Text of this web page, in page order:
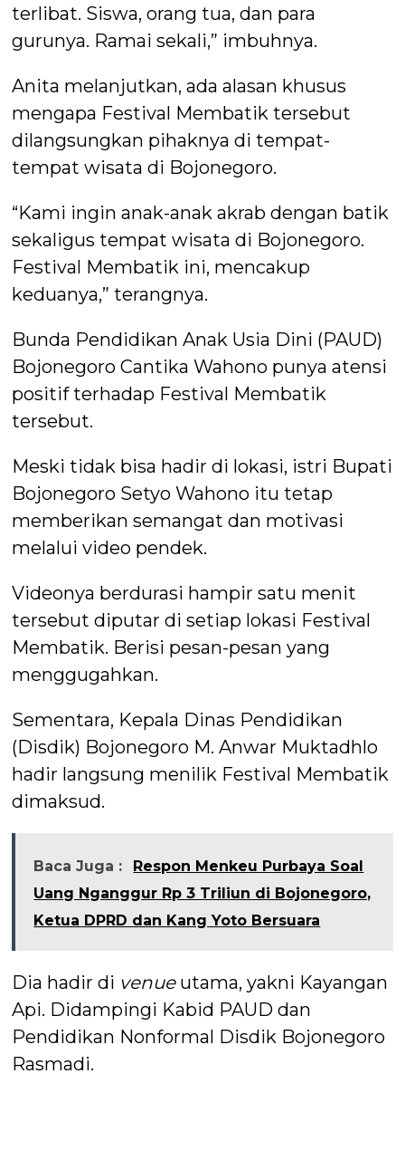
terlibat. Siswa, orang tua, dan para
gurunya. Ramai sekali,” imbuhnya.
Anita melanjutkan, ada alasan khusus
mengapa Festival Membatik tersebut
dilangsungkan pihaknya di tempat-
tempat wisata di Bojonegoro.
“Kami ingin anak-anak akrab dengan batik
sekaligus tempat wisata di Bojonegoro.
Festival Membatik ini, mencakup
keduanya,” terangnya.
Bunda Pendidikan Anak Usia Dini (PAUD)
Bojonegoro Cantika Wahono punya atensi
positif terhadap Festival Membatik
tersebut.
Meski tidak bisa hadir di lokasi, istri Bupati
Bojonegoro Setyo Wahono itu tetap
memberikan semangat dan motivasi
melalui video pendek.
Videonya berdurasi hampir satu menit
tersebut diputar di setiap lokasi Festival
Membatik. Berisi pesan-pesan yang
menggugahkan.
Sementara, Kepala Dinas Pendidikan
(Disdik) Bojonegoro M. Anwar Muktadhlo
hadir langsung menilik Festival Membatik
dimaksud.
Baca Juga :
Respon Menkeu Purbaya Soal
Uang Nganggur Rp 3 Triliun di Bojonegoro,
Ketua DPRD dan Kang Yoto Bersuara
Dia hadir di venueutama, yakni Kayangan
Api. Didampingi Kabid PAUD dan
Pendidikan Nonformal Disdik Bojonegoro
Rasmadi.